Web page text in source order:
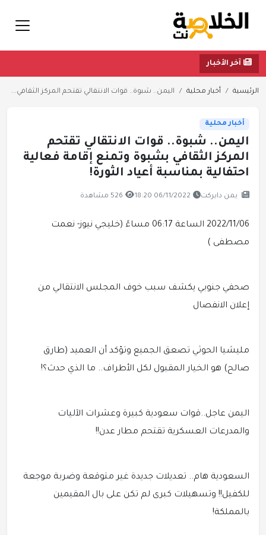
آخر الأخبار
الرئيسية أخبار محلية اليمن.. شبوة.. قوات الانتقالي تقتحم المركز الثقافي...
أخبار محلية
اليمن.. شبوة.. قوات الانتقالي تقتحم
المركز الثقافي بشبوة وتمنع إقامة فعالية
احتفالية بمناسبة أعياد الثورة!
يمن دايركت 06/11/2022 18:20 526 مشاهدة
2022/11/06 الساعة 06:17 مساءً
(خليجي نيوز- نعمت
مصطفى )
صحفي جنوبي يكشف سبب خوف المجلس الانتقالي من
إعلان الانفصال
مليشيا الحوثي تصعق الجميع وتؤكد أن العميد (طارق
صالح) هو الخيار المقبول لكل الأطراف.. ما الذي حدث؟!
اليمن عاجل..قوات سعودية كبيرة وعشرات الآليات
والمدرعات العسكرية تقتحم مطار عدن!!
السعودية هام.. تعديلات جديدة غير متوقعة وضربة موجعة
للكفيل!! وتسهيلات كبرى لم تكن على بال المقيمين
بالمملكة!